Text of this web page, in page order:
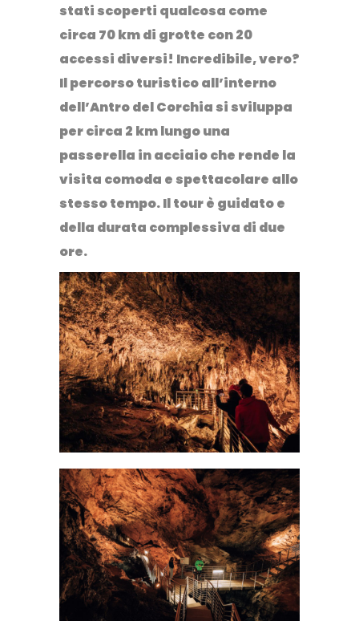
stati scoperti qualcosa come
circa 70 km di grotte con 20
accessi diversi! Incredibile, vero?
Il percorso turistico all’interno
dell’Antro del Corchia si sviluppa
per circa 2 km lungo una
passerella in acciaio che rende la
visita comoda e spettacolare allo
stesso tempo. Il tour è guidato e
della durata complessiva di due
ore.